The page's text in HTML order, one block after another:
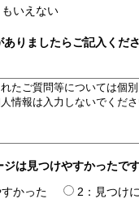
いえない
ありましたらご記入くだ
は見つけやすかったで
かった
2：見つけ